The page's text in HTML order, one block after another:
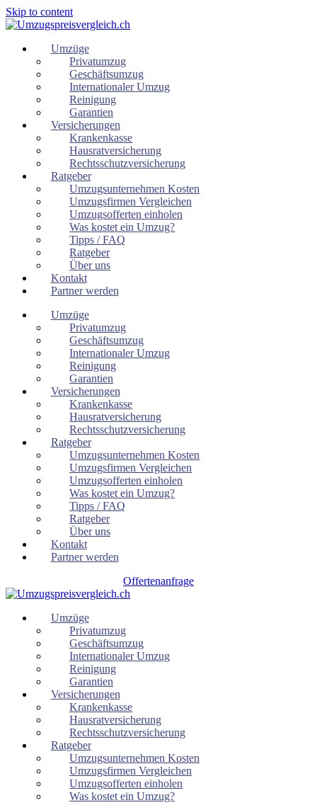
Skip to content
Umzüge
Privatumzug
Geschäftsumzug
Internationaler Umzug
Reinigung
Garantien
Versicherungen
Krankenkasse
Hausratversicherung
Rechtsschutzversicherung
Ratgeber
Umzugsunternehmen Kosten
Umzugsfirmen Vergleichen
Umzugsofferten einholen
Was kostet ein Umzug?
Tipps / FAQ
Ratgeber
Über uns
Kontakt
Partner werden
Umzüge
Privatumzug
Geschäftsumzug
Internationaler Umzug
Reinigung
Garantien
Versicherungen
Krankenkasse
Hausratversicherung
Rechtsschutzversicherung
Ratgeber
Umzugsunternehmen Kosten
Umzugsfirmen Vergleichen
Umzugsofferten einholen
Was kostet ein Umzug?
Tipps / FAQ
Ratgeber
Über uns
Kontakt
Partner werden
Offertenanfrage
Umzüge
Privatumzug
Geschäftsumzug
Internationaler Umzug
Reinigung
Garantien
Versicherungen
Krankenkasse
Hausratversicherung
Rechtsschutzversicherung
Ratgeber
Umzugsunternehmen Kosten
Umzugsfirmen Vergleichen
Umzugsofferten einholen
Was kostet ein Umzug?